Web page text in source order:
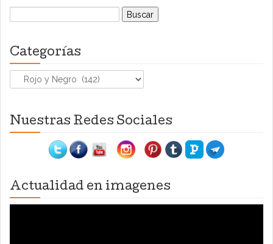
Categorías
Categorías
Nuestras Redes Sociales
Actualidad en imagenes